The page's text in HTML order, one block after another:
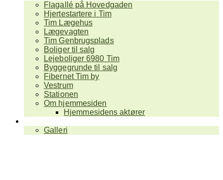
Flagallé på Hovedgaden
Hjertestartere i Tim
Tim Lægehus
Lægevagten
Tim Genbrugsplads
Boliger til salg
Lejeboliger 6980 Tim
Byggegrunde til salg
Fibernet Tim by
Vestrum
Stationen
Om hjemmesiden
Hjemmesidens aktører
Galleri